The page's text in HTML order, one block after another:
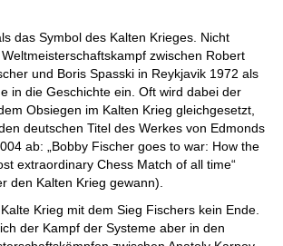
das Symbol des Kalten Krieges. Nicht
zwischen Robert
und Boris Spasski in Reykjavik 1972 als
in die Geschichte ein. Oft wird dabei der
Obsiegen im Kalten Krieg gleichgesetzt,
deutschen Titel des Werkes von Edmonds
ab: „Bobby Fischer goes to war: How the
extraordinary Chess Match of all time“
den Kalten Krieg gewann).
Krieg mit dem Sieg Fischers kein Ende.
der Kampf der Systeme aber in den